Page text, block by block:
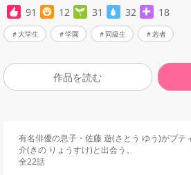
91 12 31 32 18
大学生 学園 同級生 若者
作品を読む
有名俳優の息子・佐藤 遊(さとう ゆう)がブテ
介(きの りょうすけ)と出会う。
全22話